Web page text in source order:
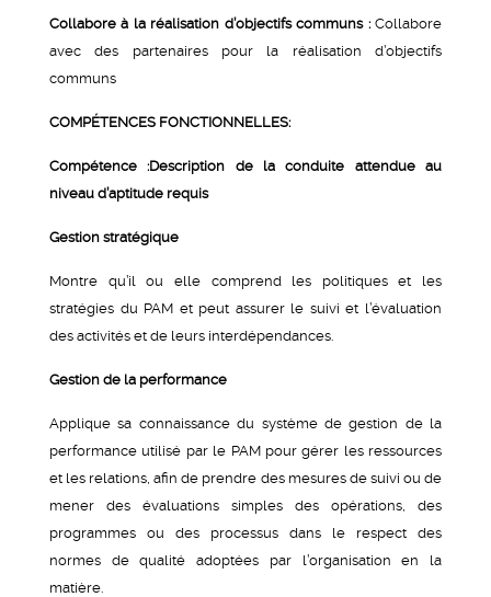
Collabore à la réalisation d’objectifs communs : Collabore
avec des partenaires pour la réalisation d’objectifs
communs
COMPÉTENCES FONCTIONNELLES:
Compétence :Description de la conduite attendue au
niveau d’aptitude requis
Gestion stratégique
Montre qu’il ou elle comprend les politiques et les
stratégies du PAM et peut assurer le suivi et l’évaluation
des activités et de leurs interdépendances.
Gestion de la performance
Applique sa connaissance du système de gestion de la
performance utilisé par le PAM pour gérer les ressources
et les relations, afin de prendre des mesures de suivi ou de
mener des évaluations simples des opérations, des
programmes ou des processus dans le respect des
normes de qualité adoptées par l’organisation en la
matière.